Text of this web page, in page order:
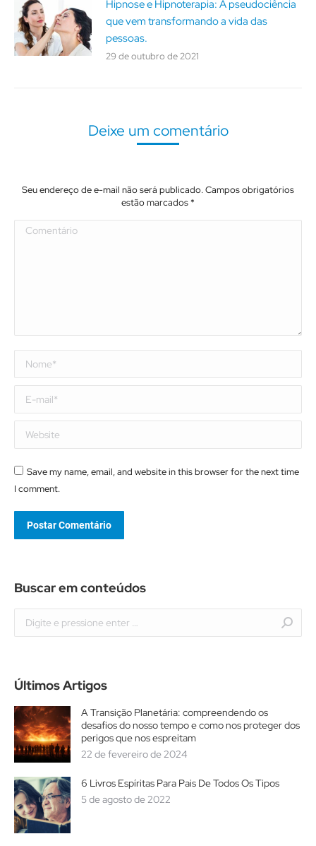
Hipnose e Hipnoterapia: A pseudociência
que vem transformando a vida das
pessoas.
29 de outubro de 2021
Deixe um comentário
Seu endereço de e-mail não será publicado. Campos obrigatórios
estão marcados*
Comentário
Nome *
E-mail *
Website
Save my name, email, and website in this browser for the next time
I comment.
Postar Comentário
Buscar em conteúdos
Últimos Artigos
A Transição Planetária: compreendendo os
desafios do nosso tempo e como nos proteger dos
perigos que nos espreitam
22 de fevereiro de 2024
6 Livros Espíritas Para Pais De Todos Os Tipos
5 de agosto de 2022